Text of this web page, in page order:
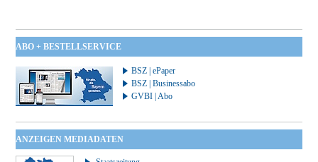
ABO + BESTELLSERVICE
BSZ | ePaper
BSZ | Businessabo
GVBI | Abo
ANZEIGEN MEDIADATEN